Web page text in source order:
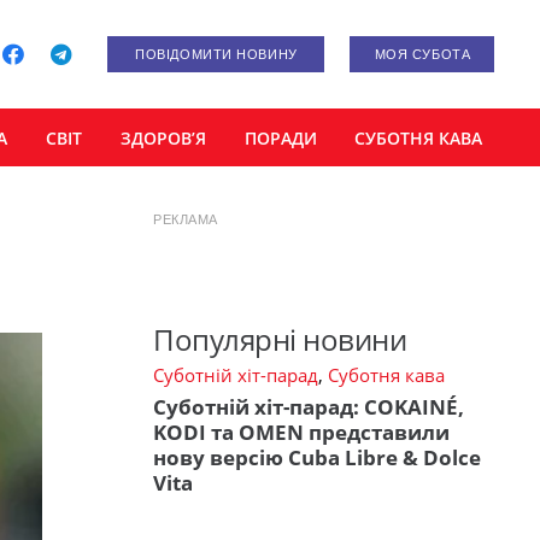
ПОВІДОМИТИ НОВИНУ МОЯ СУБОТА
СВІТ ЗДОРОВ’Я ПОРАДИ СУБОТНЯ КАВА
РЕКЛАМА
Популярні новини
Суботній хіт-парад, Суботня кава
Суботній хіт-парад: COKAINÉ,
KODI та OMEN представили
нову версію Cuba Libre & Dolce
Vita